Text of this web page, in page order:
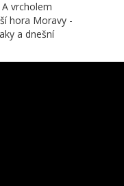
vrcholem
hora Moravy -
a dnešní